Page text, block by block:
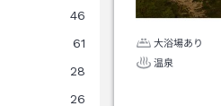
46
61
28
26
大浴場あり
温泉